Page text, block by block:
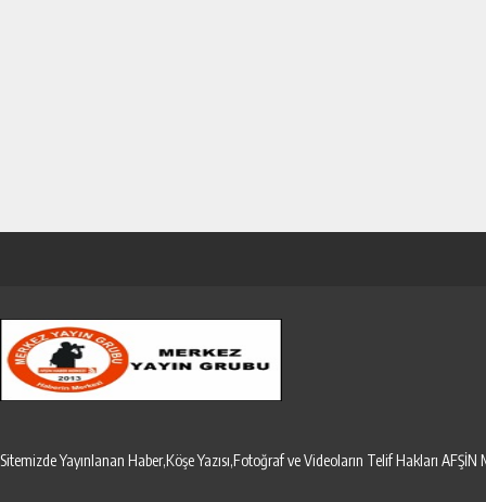
Sitemizde Yayınlanan Haber,Köşe Yazısı,Fotoğraf ve Videoların Telif Hakları